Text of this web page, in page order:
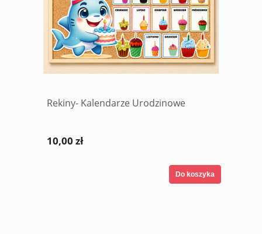
Rekiny- Kalendarze Urodzinowe
10,00 zł
Do koszyka